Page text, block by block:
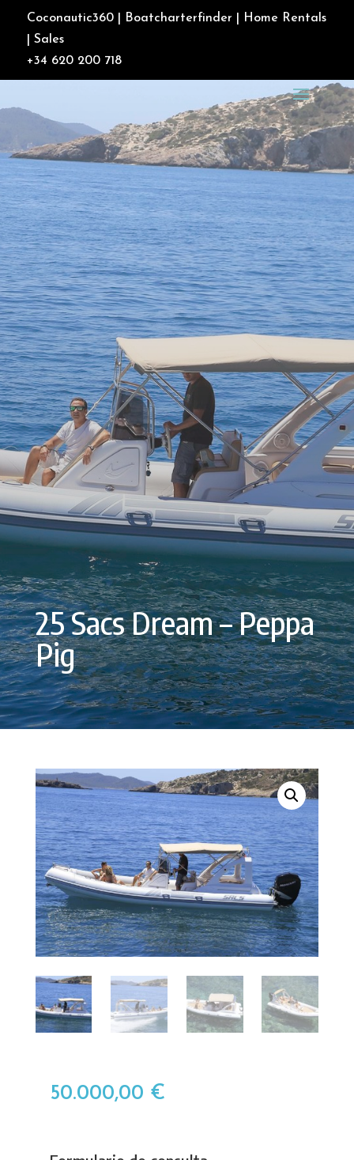
Coconautic360| Boatcharterfinder
Home Rentals
Sales
+34 620 200 718
25 Sacs Dream – Peppa
Pig
50.000,00 €